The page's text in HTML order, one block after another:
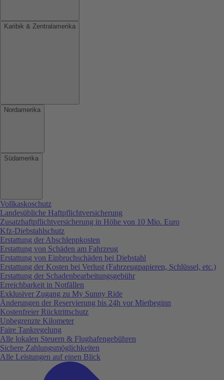
Karibik & Zentralamerika
Nordamerika
Südamerika
Vollkaskoschutz
Landesübliche Haftpflichtversicherung
Zusatzhaftpflichtversicherung in Höhe von 10 Mio. Euro
Kfz-Diebstahlschutz
Erstattung der Abschleppkosten
Erstattung von Schäden am Fahrzeug
Erstattung von Einbruchschäden bei Diebstahl
Erstattung der Kosten bei Verlust (Fahrzeugpapieren, Schlüssel, etc.)
Erstattung der Schadenbearbeitungsgebühr
Erreichbarkeit in Notfällen
Exklusiver Zugang zu My Sunny Ride
Änderungen der Reservierung bis 24h vor Mietbeginn
Kostenfreier Rücktrittschutz
Unbegrenzte Kilometer
Faire Tankregelung
Alle lokalen Steuern & Flughafengebühren
Sichere Zahlungsmöglichkeiten
Alle Leistungen auf einen Blick